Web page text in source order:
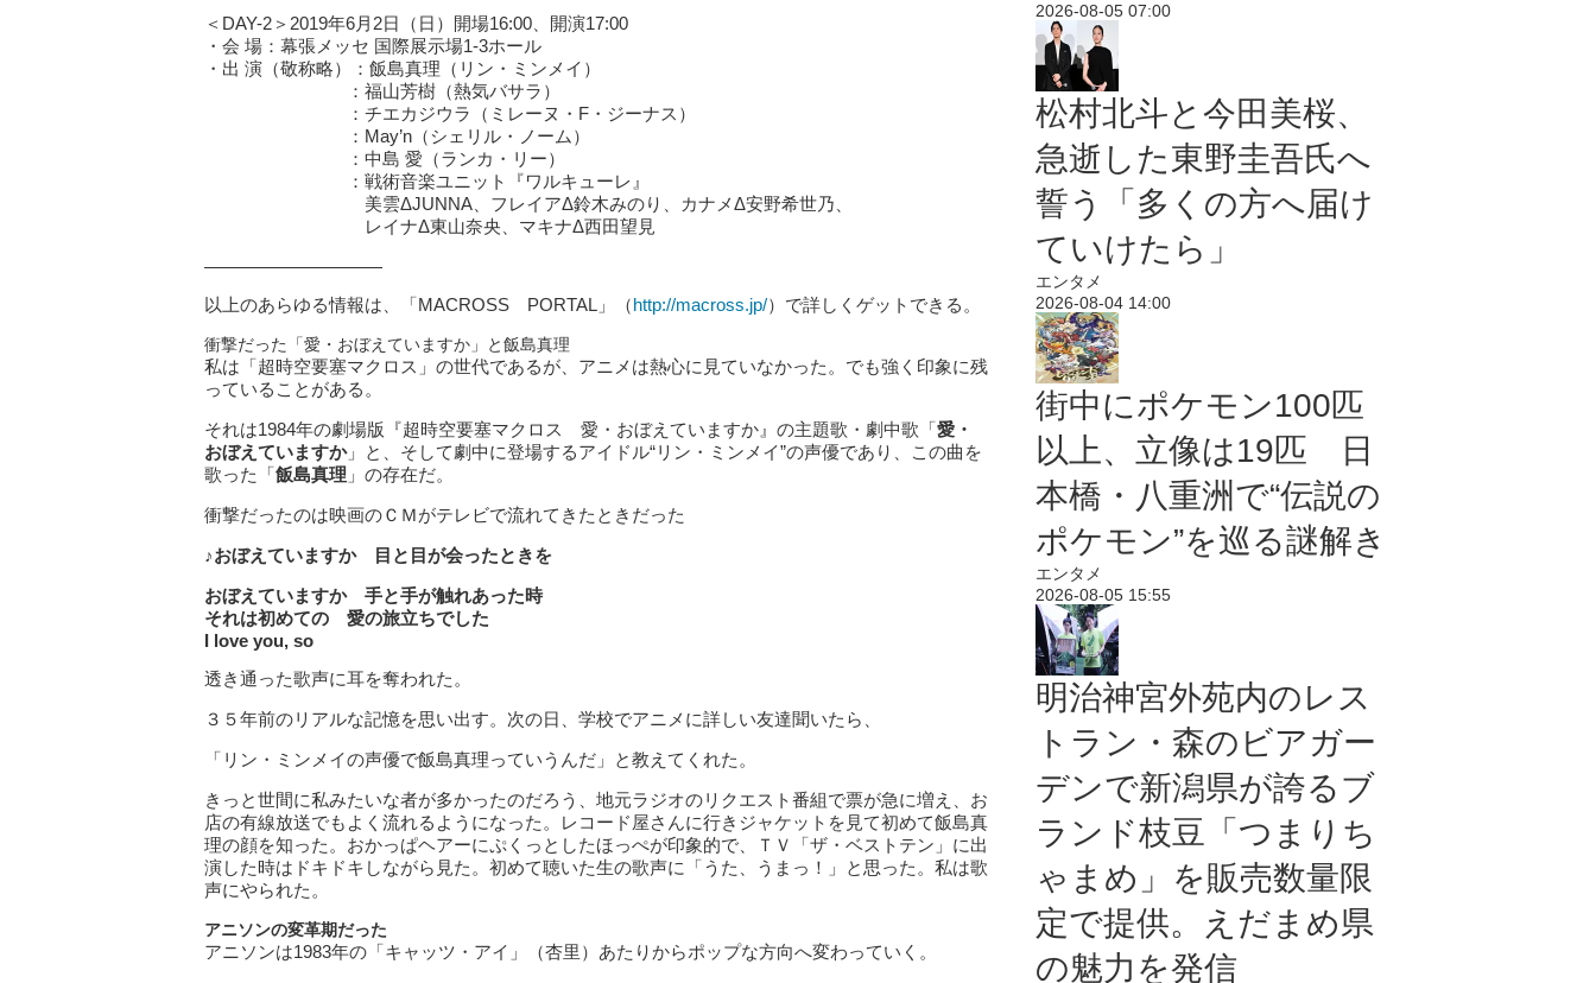
＜DAY-2＞2019年6月2日（日）開場16:00、開演17:00
・会 場：幕張メッセ 国際展示場1-3ホール
・出 演（敬称略）：飯島真理（リン・ミンメイ）
：福山芳樹（熱気バサラ）
：チエカジウラ（ミレーヌ・F・ジーナス）
：May’n（シェリル・ノーム）
：中島 愛（ランカ・リー）
：戦術音楽ユニット『ワルキューレ』
美雲ΔJUNNA、フレイアΔ鈴木みのり、カナメΔ安野希世乃、
レイナΔ東山奈央、マキナΔ西田望見
――――――――――
以上のあらゆる情報は、「MACROSS PORTAL」（http://macross.jp/）で詳しくゲットできる。
衝撃だった「愛・おぼえていますか」と飯島真理
私は「超時空要塞マクロス」の世代であるが、アニメは熱心に見ていなかった。でも強く印象に残
っていることがある。
それは1984年の劇場版『超時空要塞マクロス 愛・おぼえていますか』の主題歌・劇中歌「愛・
おぼえていますか」と、そして劇中に登場するアイドル“リン・ミンメイ”の声優であり、この曲を
歌った「飯島真理 」の存在だ。
衝撃だったのは映画のＣＭがテレビで流れてきたときだった
♪おぼえていますか 目と目が会ったときを
おぼえていますか 手と手が触れあった時
それは初めての 愛の旅立ちでした
I love you, so
透き通った歌声に耳を奪われた。
３５年前のリアルな記憶を思い出す。次の日、学校でアニメに詳しい友達聞いたら、
「リン・ミンメイの声優で飯島真理っていうんだ」と教えてくれた。
きっと世間に私みたいな者が多かったのだろう、地元ラジオのリクエスト番組で票が急に増え、お
店の有線放送でもよく流れるようになった。レコード屋さんに行きジャケットを見て初めて飯島真
理の顔を知った。おかっぱヘアーにぷくっとしたほっぺが印象的で、ＴＶ「ザ・ベストテン」に出
演した時はドキドキしながら見た。初めて聴いた生の歌声に「うた、うまっ！」と思った。私は歌
声にやられた。
アニソンの変革期だった
アニソンは1983年の「キャッツ・アイ」（杏里）あたりからポップな方向へ変わっていく。
2026-08-05 07:00
松村北斗と今田美桜、
急逝した東野圭吾氏へ
誓う「多くの方へ届け
ていけたら」
エンタメ
2026-08-04 14:00
街中にポケモン100匹
以上、立像は19匹 日
本橋・八重洲で“伝説の
ポケモン”を巡る謎解き
エンタメ
2026-08-05 15:55
明治神宮外苑内のレス
トラン・森のビアガー
デンで新潟県が誇るブ
ランド枝豆「つまりち
ゃまめ」を販売数量限
定で提供。えだまめ県
の魅力を発信